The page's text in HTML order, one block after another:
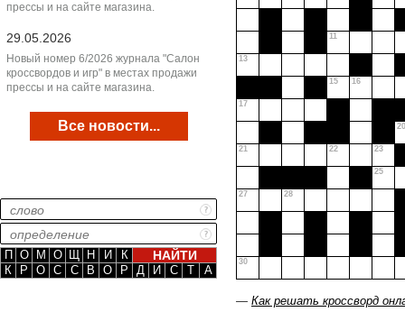
прессы и на сайте магазина.
29.05.2026
Новый номер 6/2026 журнала "Салон
кроссвордов и игр" в местах продажи
прессы и на сайте магазина.
Все новости...
П О М О Щ Н И
К
К
Р О С С В О Р Д И С Т А
11
13
15 16
17
20
21 22 23
25
27 28
30
— Как решать кроссворд